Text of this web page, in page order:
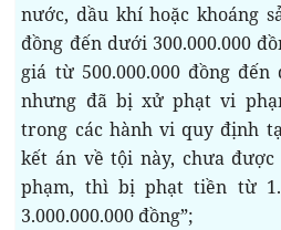
nước, dầu khí hoặc khoáng
đồng đến dưới 300.000.000
giá từ 500.000.000 đồng đến
nhưng đã bị xử phạt vi
trong các hành vi quy định
kết án về tội này, chưa
phạm, thì bị phạt tiền từ
3.000.000.000 đồng”;